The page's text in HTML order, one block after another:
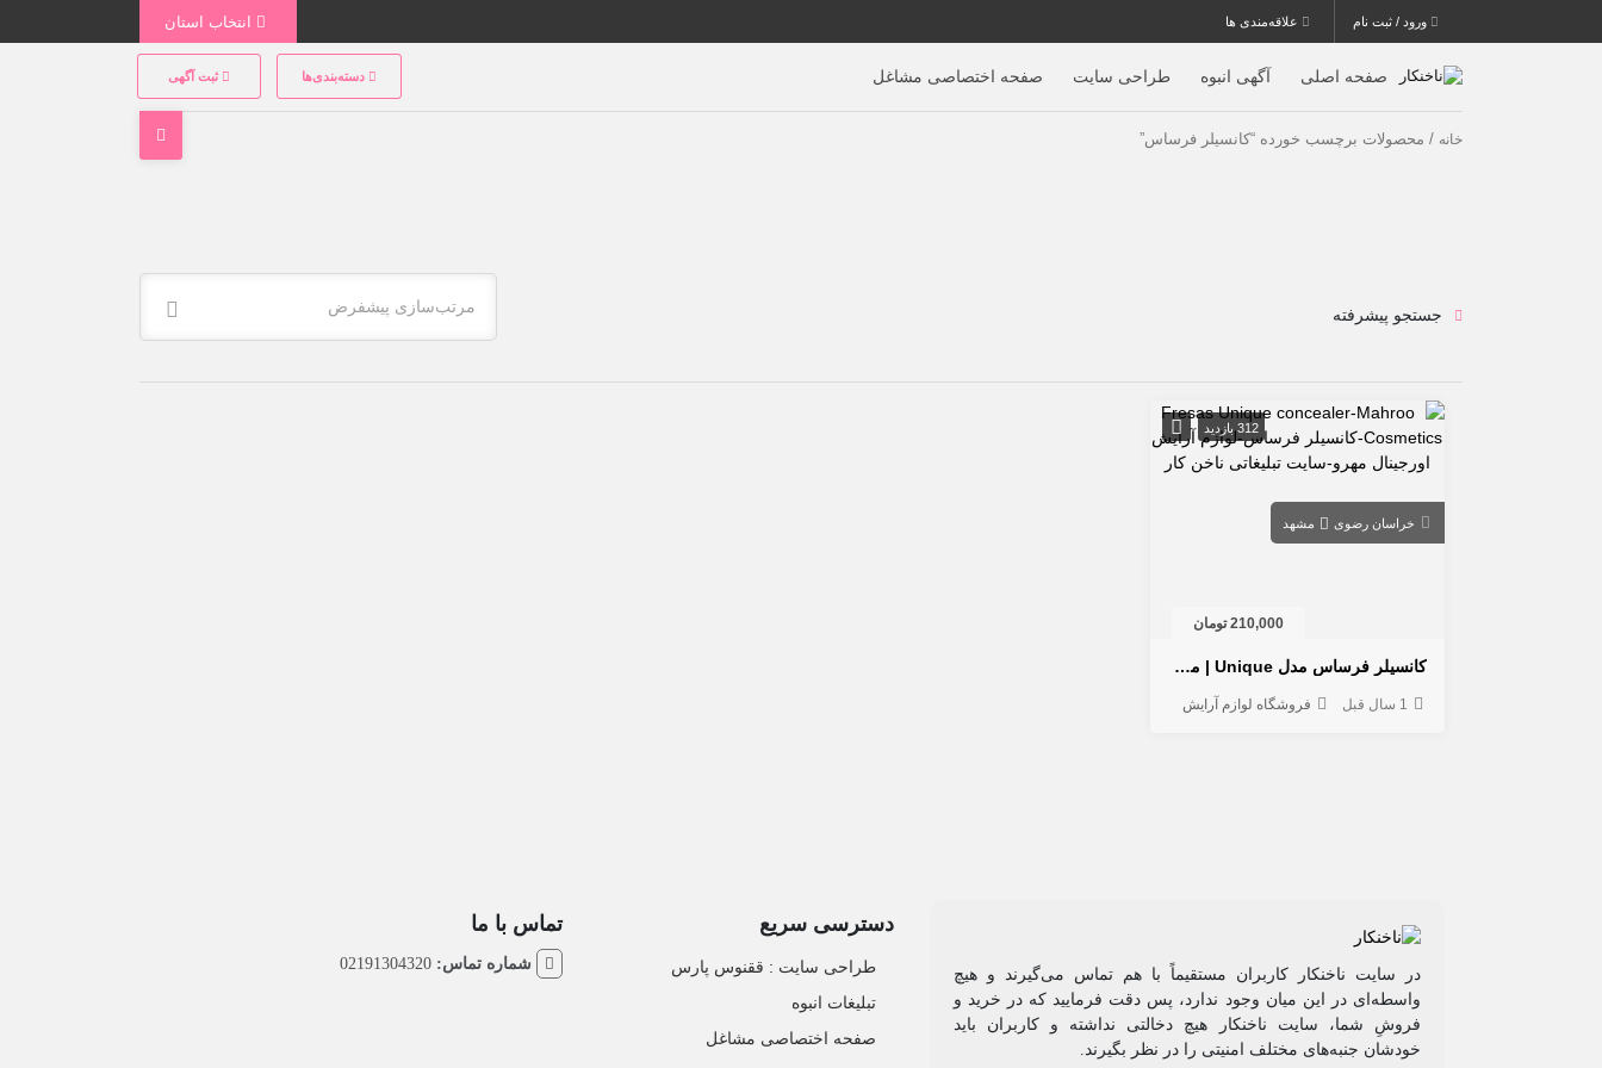
ورود / ثبت نام علاقه‌مندی ها
صفحه اصلی آگهی انبوه طراحی سایت صفحه اختصاصی مشاغل دسته‌بندی‌ها ثبت آگهی
خانه / محصولات برچسب خورده “کانسیلر فرساس”
مرتب‌سازی پیشفرض جستجو پیشرفته
312 بازدید
خراسان رضوی مشهد
210,000 تومان
کانسیلر فرساس مدل Unique | محو کردن تیرگی دور چشم
1 سال قبل فروشگاه لوازم آرایش
در سایت ناخنکار کاربران مستقیماً با هم تماس می‌گیرند و هیچ
واسطه‌ای در این میان وجود ندارد، پس دقت فرمایید که در خرید و
فروشِ شما، سایت ناخنکار هیچ دخالتی نداشته و کاربران باید
خودشان جنبه‌های مختلف امنیتی را در نظر بگیرند.
دسترسی سریع
طراحی سایت :‌ ققنوس پارس
تبلیغات انبوه
صفحه اختصاصی مشاغل
تماس با ما
شماره تماس: 02191304320